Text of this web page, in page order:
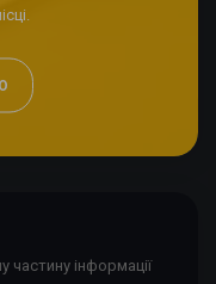
частину інформації